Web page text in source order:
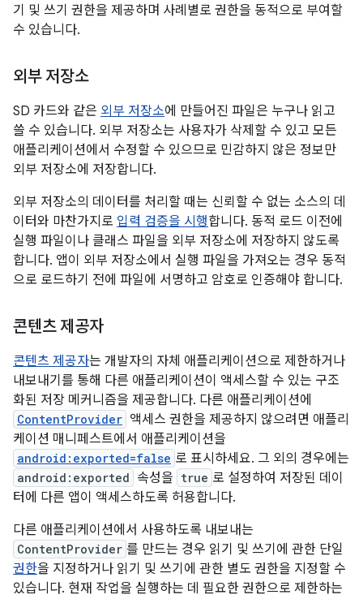
기 및 쓰기 권한을 제공하며 사례별로 권한을 동적으로 부여할
수 있습니다.
외부 저장소
SD 카드와 같은 외부 저장소에 만들어진 파일은 누구나 읽고
쓸 수 있습니다. 외부 저장소는 사용자가 삭제할 수 있고 모든
애플리케이션에서 수정할 수 있으므로 민감하지 않은 정보만
외부 저장소에 저장합니다.
외부 저장소의 데이터를 처리할 때는 신뢰할 수 없는 소스의 데
이터와 마찬가지로 입력 검증을 시행합니다. 동적 로드 이전에
실행 파일이나 클래스 파일을 외부 저장소에 저장하지 않도록
합니다. 앱이 외부 저장소에서 실행 파일을 가져오는 경우 동적
으로 로드하기 전에 파일에 서명하고 암호로 인증해야 합니다.
콘텐츠 제공자
콘텐츠 제공자는 개발자의 자체 애플리케이션으로 제한하거나
내보내기를 통해 다른 애플리케이션이 액세스할 수 있는 구조
화된 저장 메커니즘을 제공합니다. 다른 애플리케이션에
ContentProvider 액세스 권한을 제공하지 않으려면 애플리
케이션 매니페스트에서 애플리케이션을
android:exported=false 로 표시하세요. 그 외의 경우에는
android:exported 속성을 true 로 설정하여 저장된 데이
터에 다른 앱이 액세스하도록 허용합니다.
다른 애플리케이션에서 사용하도록 내보내는
ContentProvider 를 만드는 경우 읽기 및 쓰기에 관한 단일
권한을 지정하거나 읽기 및 쓰기에 관한 별도 권한을 지정할 수
있습니다. 현재 작업을 실행하는 데 필요한 권한으로 제한하는